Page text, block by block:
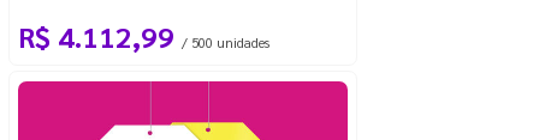
R$ 4.112,99 / 500 unidades